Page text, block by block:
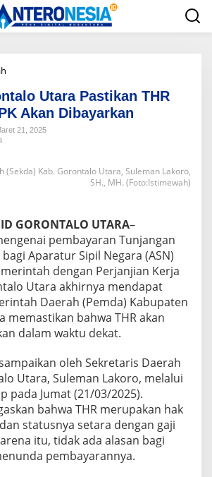
m
d
a
G
o
l
o
U
t
a
r
a
a
s
i
k
n
T
H
R
A
S
Utara Pastikan THR
Akan Dibayarkan
21, 2025
(Sekda) Kab. Gorontalo Utara, Suleman Lakoro,
SH., MH. (Foto:Istimewah)
GORONTALO UTARA–
pembayaran Tunjangan
bagi Aparatur Sipil Negara (ASN)
dengan Perjanjian Kerja
Utara akhirnya mendapat
Daerah (Pemda) Kabupaten
memastikan bahwa THR akan
dalam waktu dekat.
oleh Sekretaris Daerah
Utara, Suleman Lakoro, melalui
pada Jumat (21/03/2025).
bahwa THR merupakan hak
statusnya setara dengan gaji
itu, tidak ada alasan bagi
pembayarannya.